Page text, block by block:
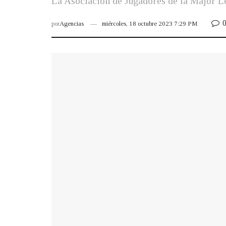
porAgencias miércoles, 18 octubre 2023 7:29 PM 0